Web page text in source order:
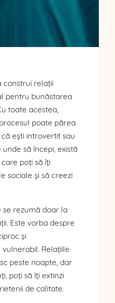
construi relații
pentru bunăstarea
toate acestea,
poate părea
ești introvertit sau
să începi, există
poți să îți
sociale și să creezi
se rezumă doar la
Este vorba despre
și
Relațiile
peste noapte, dar
poți să îți extinzi
de calitate.